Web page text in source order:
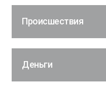
Происшествия
Деньги